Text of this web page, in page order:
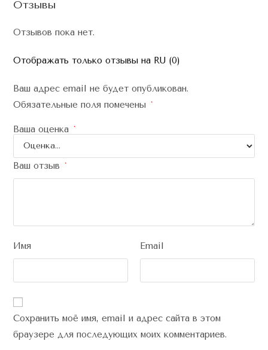
Отзывы
Отзывов пока нет.
Отображать только отзывы на RU (0)
Ваш адрес email не будет опубликован.
Обязательные поля помечены
*
Ваша оценка *
Ваш отзыв *
Имя Email
Сохранить моё имя, email и адрес сайта в этом
браузере для последующих моих комментариев.